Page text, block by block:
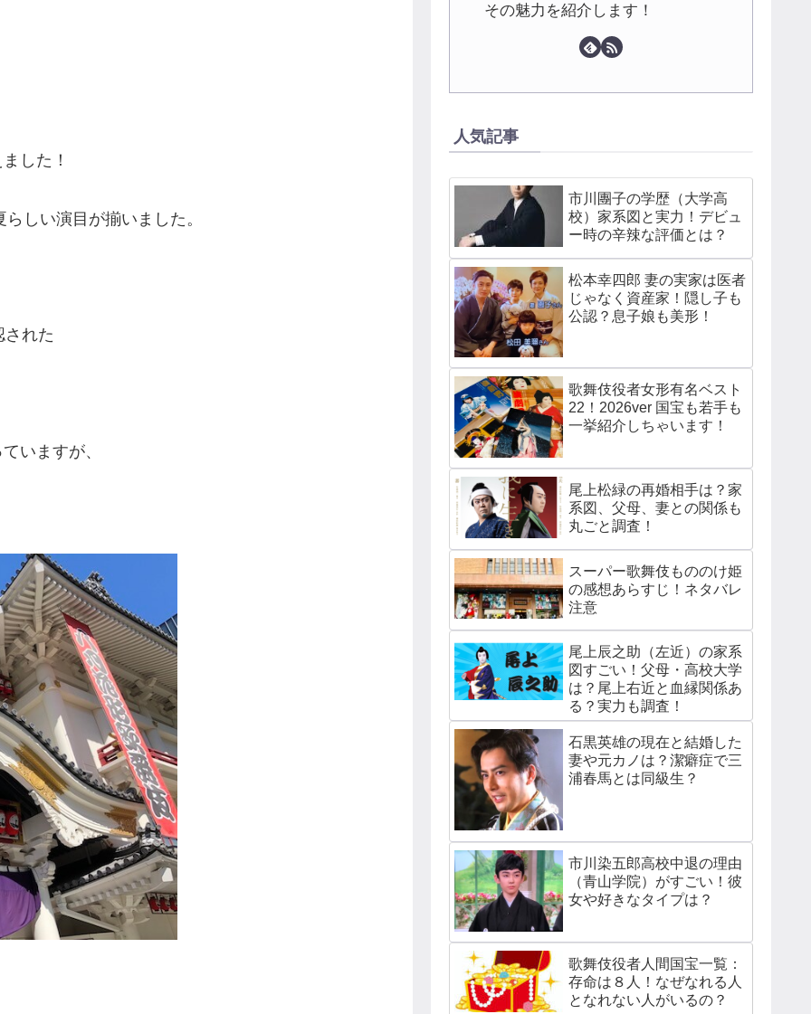
した！
しい演目が揃いました。
れた
いますが、
その魅力を紹介します！
人気記事
市川團子の学歴（大学高
校）家系図と実力！デビュ
ー時の辛辣な評価とは？
松本幸四郎 妻の実家は医者
じゃなく資産家！隠し子も
公認？息子娘も美形！
歌舞伎役者女形有名ベスト
22！2026ver 国宝も若手も
一挙紹介しちゃいます！
尾上松緑の再婚相手は？家
系図、父母、妻との関係も
丸ごと調査！
スーパー歌舞伎もののけ姫
の感想あらすじ！ネタバレ
注意
尾上辰之助（左近）の家系
図すごい！父母・高校大学
は？尾上右近と血縁関係あ
る？実力も調査！
石黒英雄の現在と結婚した
妻や元カノは？潔癖症で三
浦春馬とは同級生？
市川染五郎高校中退の理由
（青山学院）がすごい！彼
女や好きなタイプは？
歌舞伎役者人間国宝一覧：
存命は８人！なぜなれる人
となれない人がいるの？